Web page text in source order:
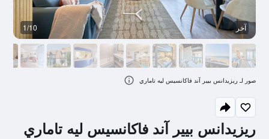
ريزيدانس بيير آند فاكانسيس ليه تاماري
آخر 1/10
صور لـ ريزيدانس بيير آند فاكانسيس ليه تاماري